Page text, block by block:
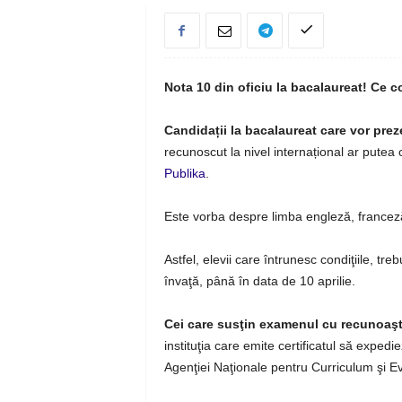
Nota 10 din oficiu la bacalaureat! Ce
Candidații la bacalaureat care vor
recunoscut la nivel internațional ar putea
Publika
Este vorba despre limba engleză,
Astfel, elevii care întrunesc condiţiile,
învaţă, până în data de 10 aprilie.
Cei care susţin examenul cu
instituţia care emite certificatul să
Agenţiei Naţionale pentru Curriculum şi